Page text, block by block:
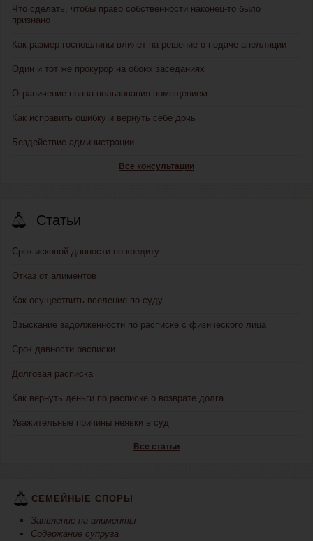
Что сделать, чтобы право собственности наконец-то было
признано
Как размер госпошлины влияет на решение о подаче апелляции
Один и тот же прокурор на обоих заседаниях
Ограничение права пользования помещением
Как исправить ошибку и вернуть себе дочь
Бездействие администрации
Все консультации
Статьи
Срок исковой давности по кредиту
Отказ от алиментов
Как осуществить вселение по суду
Взыскание задолженности по расписке с физического лица
Срок давности расписки
Долговая расписка
Как вернуть деньги по расписке о возврате долга
Уважительные причины неявки в суд
Все статьи
СЕМЕЙНЫЕ СПОРЫ
Заявление на алименты
Содержание супруга